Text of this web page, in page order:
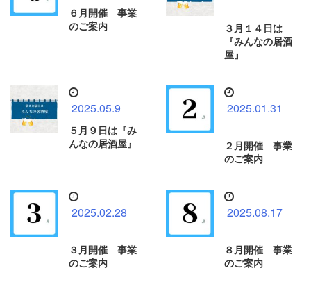
６月開催 事業
のご案内
３月１４日は
『みんなの居酒
屋』
2025.05.9
５月９日は『み
んなの居酒屋』
2025.01.31
２月開催 事業
のご案内
2025.02.28
３月開催 事業
のご案内
2025.08.17
８月開催 事業
のご案内